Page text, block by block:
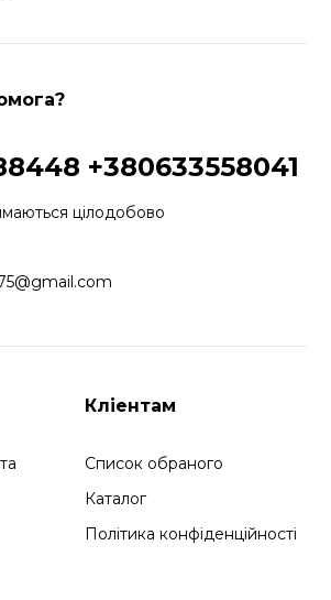
+380633558041
цілодобово
Кліентам
Список обраного
Каталог
Політика конфіденційності